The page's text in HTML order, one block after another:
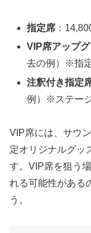
指定席 ：
VIP席アップ
去の例）※指
注釈付き指定
例）※ステー
VIP席には、サウ
定オリジナルグッ
す。VIP席を狙う
れる可能性がある
う。